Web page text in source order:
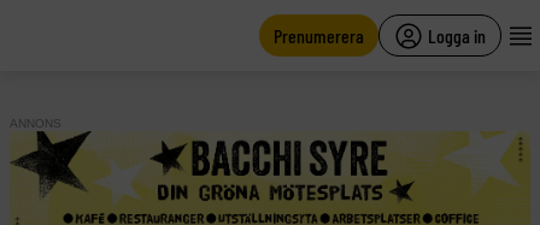
Prenumerera Logga in
ANNONS